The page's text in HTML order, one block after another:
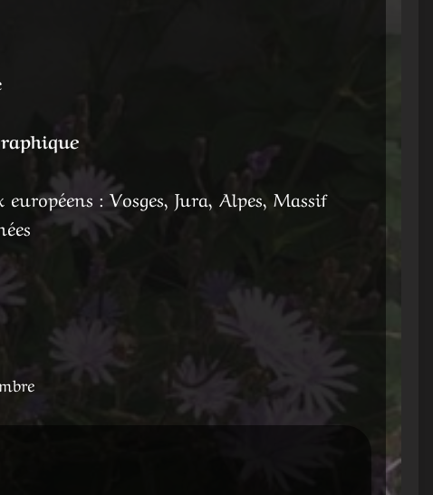
: Vosges, Jura, Alpes, Massif